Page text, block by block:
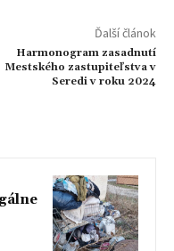
Ďalší článok
Harmonogram zasadnutí
Mestského zastupiteľstva v
Seredi v roku 2024